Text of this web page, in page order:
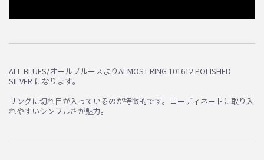
ALL BLUES/オールブルースよりALMOST RING 101612 POLISHED
SILVER になります。
リングに切れ目が入っているのが特徴的です。コーディネートに取り入
れやすいシンプルさが魅力。
お買い物を続ける